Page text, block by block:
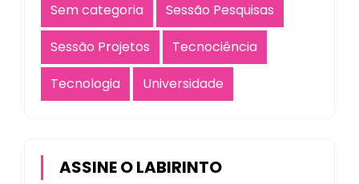
Sem categoria
Sessão Pesquisas
Sessão Projetos
Tecnociência
Tecnologia
Universidade
ASSINE O LABIRINTO